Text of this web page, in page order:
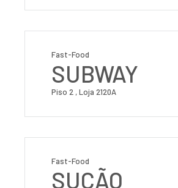
Fast-Food
SUBWAY
Piso 2 , Loja 2120A
Fast-Food
SUCÃO